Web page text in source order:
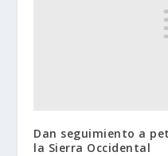
Dan seguimiento a
la Sierra Occidental